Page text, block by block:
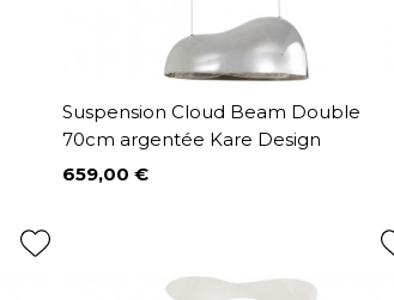
Suspension Cloud Beam Double
70cm argentée Kare Design
Prix
659,00 €